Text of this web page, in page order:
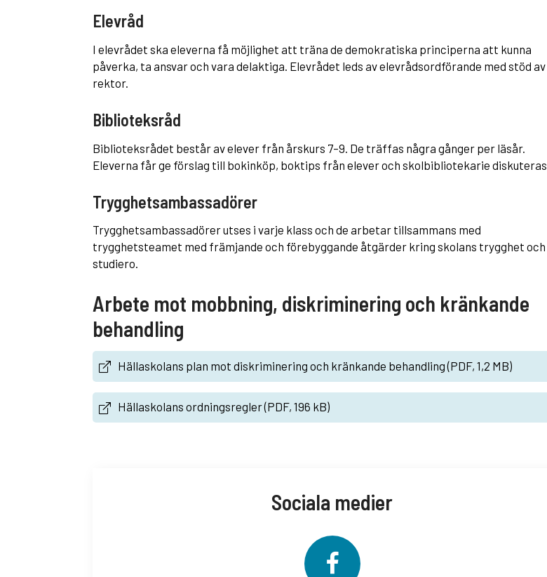
Elevråd
I elevrådet ska eleverna få möjlighet att träna de demokratiska principerna att kunna
påverka, ta ansvar och vara delaktiga. Elevrådet leds av elevrådsordförande med stöd av
rektor.
Biblioteksråd
Biblioteksrådet består av elever från årskurs 7–9. De träffas några gånger per läsår.
Eleverna får ge förslag till bokinköp, boktips från elever och skolbibliotekarie diskuteras.
Trygghetsambassadörer
Trygghetsambassadörer utses i varje klass och de arbetar tillsammans med
trygghetsteamet med främjande och förebyggande åtgärder kring skolans trygghet och
studiero.
Arbete mot mobbning, diskriminering och kränkande
behandling
Hällaskolans plan mot diskriminering och kränkande behandling (PDF, 1,2 MB)
Hällaskolans ordningsregler (PDF, 196 kB)
Sociala medier